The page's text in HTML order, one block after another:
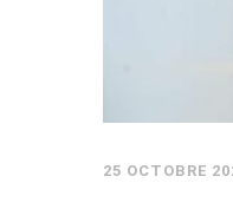
25 OCTOBRE